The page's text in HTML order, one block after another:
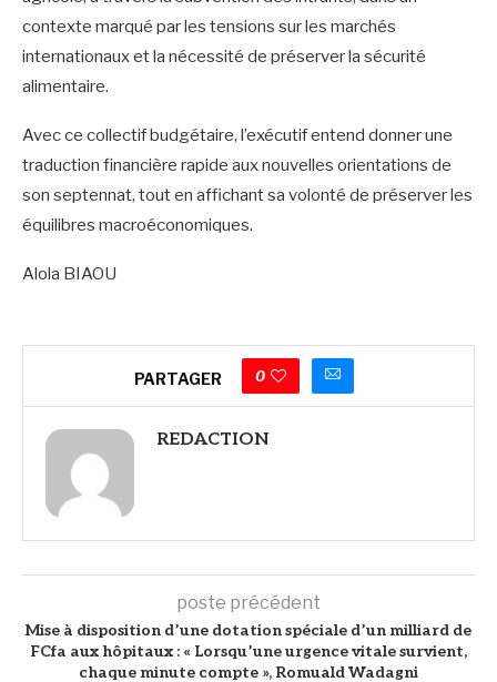
contexte marqué par les tensions sur les marchés
internationaux et la nécessité de préserver la sécurité
alimentaire.
Avec ce collectif budgétaire, l’exécutif entend donner une
traduction financière rapide aux nouvelles orientations de
son septennat, tout en affichant sa volonté de préserver les
équilibres macroéconomiques.
Alola BIAOU
PARTAGER 0
REDACTION
poste précédent
Mise à disposition d’une dotation spéciale d’un milliard de
FCfa aux hôpitaux : « Lorsqu’une urgence vitale survient,
chaque minute compte », Romuald Wadagni